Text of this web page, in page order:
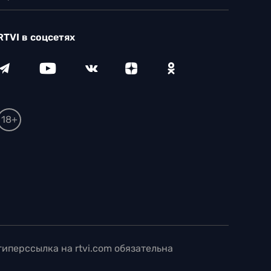
в соцсетях
18+
на rtvi.com обязательна